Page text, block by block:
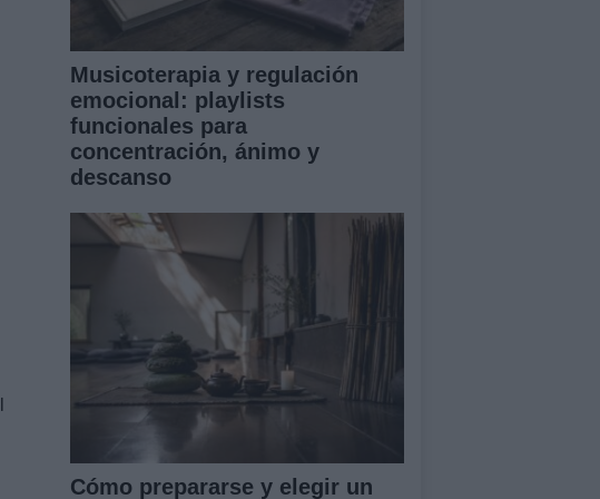
Musicoterapia y regulación
emocional: playlists
funcionales para
concentración, ánimo y
descanso
Cómo prepararse y elegir un